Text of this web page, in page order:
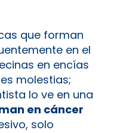
que forman
en el
en encías
molestias;
lo ve en una
en cáncer
solo